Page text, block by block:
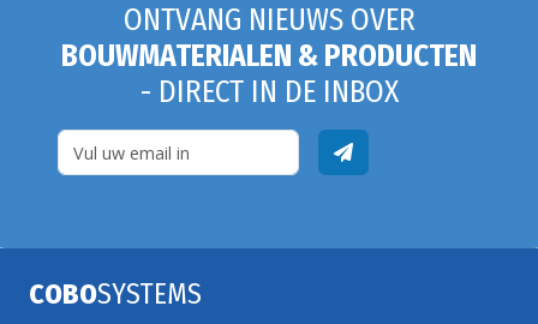
ONTVANG NIEUWS OVER
BOUWMATERIALEN & PRODUCTEN
- DIRECT IN DE INBOX
COBOSYSTEMS